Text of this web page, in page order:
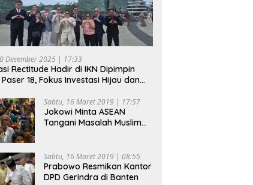
Desember 2025 | 17:33
Rectitude Hadir di IKN Dipimpin
18, Fokus Investasi Hijau dan
Sabtu, 16 Maret 2019 | 17:57
Jokowi Minta ASEAN
Tangani Masalah Muslim
Sabtu, 16 Maret 2019 | 08:55
Prabowo Resmikan Kantor
DPD Gerindra di Banten